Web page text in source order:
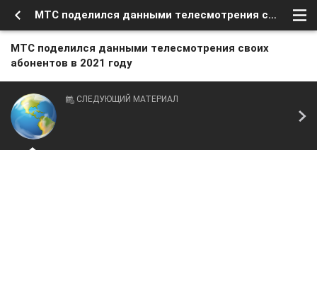
МТС поделился данными телесмотрения своих абонентов в 2021 году
МТС поделился данными телесмотрения своих
абонентов в 2021 году
СЛЕДУЮЩИЙ МАТЕРИАЛ